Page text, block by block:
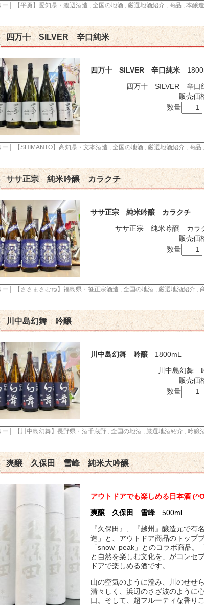
ー│ 【平勇】愛知県・渡辺酒造 , 全国の地酒 , 厳選地酒紹介 , 商品 , 本醸造
四万十 SILVER 辛口純米
四万十 SILVER 辛口純米
四万十 SILVER 辛口
販売価
数量
ー│ 【SHIMANTO】高知県・文本酒造 , 全国の地酒 , 厳選地酒紹介 , 商品 ,
ササ正宗 純米吟醸 カラクチ
ササ正宗 純米吟醸 カラクチ
ササ正宗 純米吟醸 カラ
販売価
数量
ー│ 【ささまさむね】福島県・笹正宗酒造 , 全国の地酒 , 厳選地酒紹介 ,
川中島幻舞 吟醸
川中島幻舞 吟醸 1800mL
川中島幻舞
販売価
数量
ー│ 【川中島幻舞】長野県・酒千蔵野 , 全国の地酒 , 厳選地酒紹介 , 吟醸
爽醸 久保田 雪峰 純米大吟醸
アウトドアでも楽しめる日本酒
爽醸 久保田 雪峰 500ml
『久保田』、『越州』醸造元で有
造」と、アウトドア商品のトップ
「snow peak」とのコラボ商品。
と自然を楽しむ文化を」がコンセ
ドアで楽しめる酒です。
山の空気のように澄み、川のせせ
清々しく、浜辺のさざ波のように
口。そして、超フルーティな香り